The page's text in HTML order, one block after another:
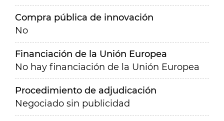
Compra pública de innovación
No
Financiación de la Unión Europea
No hay financiación de la Unión Europea
Procedimiento de adjudicación
Negociado sin publicidad